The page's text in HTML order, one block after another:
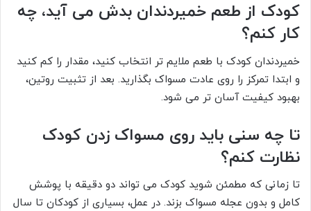
کودک از طعم خمیردندان بدش می آید، چه
کار کنم؟
خمیردندان کودک با طعم ملایم تر انتخاب کنید، مقدار را کم کنید
و ابتدا تمرکز را روی عادت مسواک بگذارید. بعد از تثبیت روتین،
بهبود کیفیت آسان تر می شود.
تا چه سنی باید روی مسواک زدن کودک
نظارت کنم؟
تا زمانی که مطمئن شوید کودک می تواند دو دقیقه با پوشش
کامل و بدون عجله مسواک بزند. در عمل، بسیاری از کودکان تا سال